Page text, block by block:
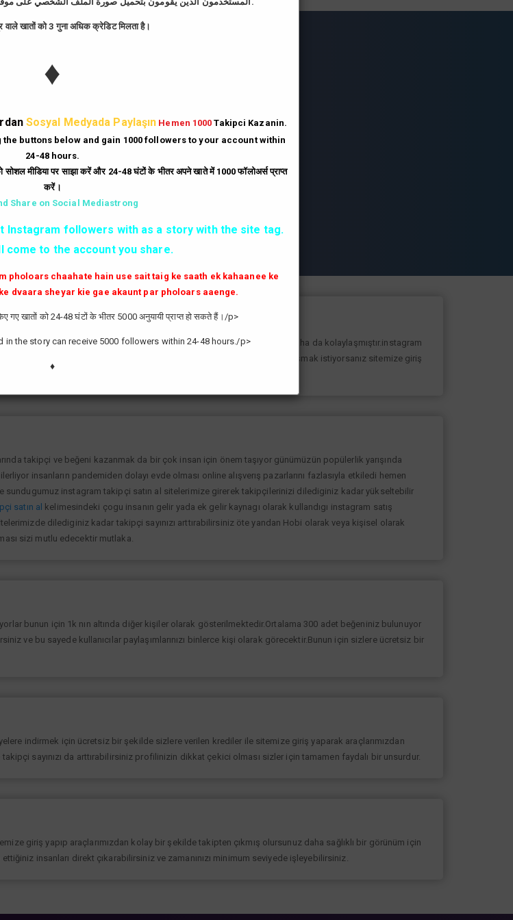
Takipçi Hilesi
bedava
Bedava 250beğeni
hilesi
ücretsiz6yorumhilesi.
instagram unfollow hilesi.
GİRİŞ YAP
TAKİPCİ SATIN AL ✔✔✔
yüksek takipçiye ulaşması ve fenomen yolunda ilerlemesi daha da kolaylaşmıştır.instagram
bu yoldan sağlamaktadır.Sizlerde yüksek sayıda takipçiye ulaşmak istiyorsanız sitemize giriş
ulaştırabilirsiniz.
takipçi ve beğeni kazanmak da bir çok insan için önem taşıyor günümüzün popülerlik yarışında
insanların pandemiden dolayı evde olması online alışverış pazarlarını fazlasıyla etkiledi hemen
sundugumuz instagram takipçi satın al sitelerimize girerek takipçilerinizi dilediginiz kadar yükseltebilir
satın al kelimesindeki çogu insanın gelir yada ek gelir kaynagı olarak kullandıgı instagram satış
dilediginiz kadar takipçi sayınızı arttırabilirsiniz öte yandan Hobi olarak veya kişisel olarak
sizi mutlu edecektir mutlaka.
bunun için 1k nın altında diğer kişiler olarak gösterilmektedir.Ortalama 300 adet beğeniniz bulunuyor
ve bu sayede kullanıcılar paylaşımlarınızı binlerce kişi olarak görecektir.Bunun için sizlere ücretsiz bir
indirmek için ücretsiz bir şekilde sizlere verilen krediler ile sitemize giriş yaparak araçlarımızdan
sayınızı da arttırabilirsiniz profilinizin dikkat çekici olması sizler için tamamen faydalı bir unsurdur.
giriş yapıp araçlarımızdan kolay bir şekilde takipten çıkmış olursunuz daha sağlıklı bir görünüm için
insanları direkt çıkarabilirsiniz ve zamanınızı minimum seviyede işleyebilirsiniz.
वाले खातों को 3 गुना अधिक क्रेडिट मिलता है।
♦
Sosyal Medyada Paylaşın Hemen 1000 Takipci Kazanin.
buttons below and gain 1000 followers to your account within
24-48 hours.
सोशल मीडिया पर साझा करें और 24-48 घंटों के भीतर अपने खाते में 1000 फॉलोअर्स प्राप्त
करें।
Share on Social Mediastrong
Instagram followers with as a story with the site tag.
come to the account you share.
pholoars chaahate hain use sait taig ke saath ek kahaanee ke
dvaara sheyar kie gae akaunt par pholoars aaenge.
गए खातों को 24-48 घंटों के भीतर 5000 अनुयायी प्राप्त हो सकते हैं।/p>
the story can receive 5000 followers within 24-48 hours./p>
♦